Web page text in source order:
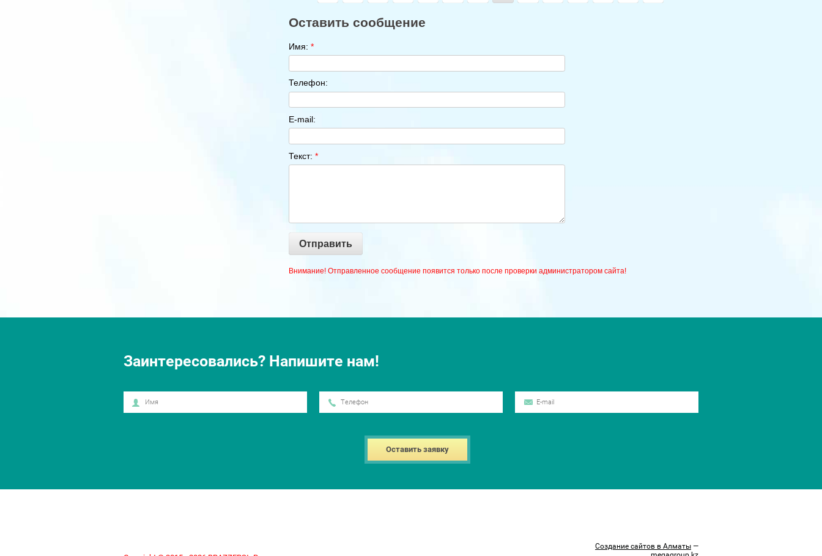
Оставить сообщение
Имя: *
Телефон:
E-mail:
Текст: *
Отправить
Внимание! Отправленное сообщение появится только после проверки администратором сайта!
Заинтересовались? Напишите нам!
Оставить заявку
Создание сайтов в Алматы —